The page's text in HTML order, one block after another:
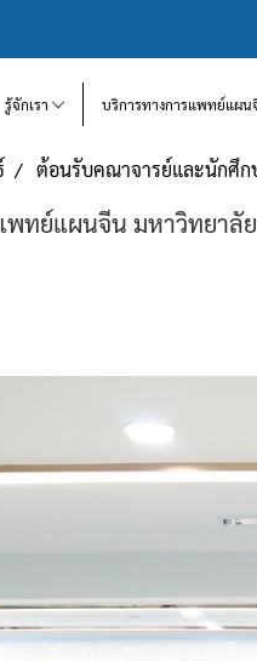
รู้จักเรา บริการทางการแพทย์แผ
ต้อนรับคณาจารย์และนักศึก
ย์แผนจีน มหาวิทยาลัย